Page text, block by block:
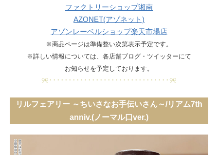
ファクトリーショップ湘南
AZONET(アゾネット)
アゾンレーベルショップ楽天市場店
※商品ページは準備整い次第表示予定です。
※詳しい情報については、各店舗ブログ・ツイッターにて
お知らせを予定しております。
୨୧･･･････････････････････････････୨୧
リルフェアリー ～ちいさなお手伝いさん～/リアム7th
anniv.(ノーマル口ver.)